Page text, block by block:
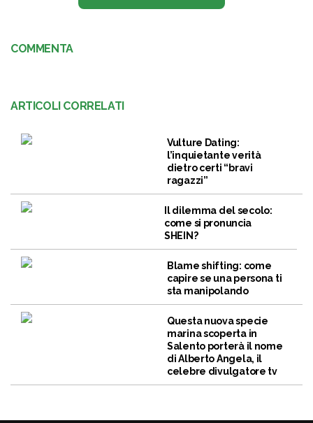
COMMENTA
ARTICOLI CORRELATI
Vulture Dating:
l’inquietante verità
dietro certi “bravi
ragazzi”
Il dilemma del secolo:
come si pronuncia
SHEIN?
Blame shifting: come
capire se una persona ti
sta manipolando
Questa nuova specie
marina scoperta in
Salento porterà il nome
di Alberto Angela, il
celebre divulgatore tv